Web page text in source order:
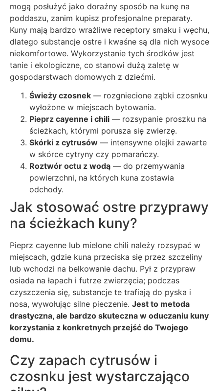
mogą posłużyć jako doraźny sposób na kunę na
poddaszu, zanim kupisz profesjonalne preparaty.
Kuny mają bardzo wrażliwe receptory smaku i węchu,
dlatego substancje ostre i kwaśne są dla nich wysoce
niekomfortowe. Wykorzystanie tych środków jest
tanie i ekologiczne, co stanowi dużą zaletę w
gospodarstwach domowych z dziećmi.
Świeży czosnek — rozgniecione ząbki czosnku
wyłożone w miejscach bytowania.
Pieprz cayenne i chili — rozsypanie proszku na
ścieżkach, którymi porusza się zwierzę.
Skórki z cytrusów — intensywne olejki zawarte
w skórce cytryny czy pomarańczy.
Roztwór octu z wodą — do przemywania
powierzchni, na których kuna zostawia
odchody.
Jak stosować ostre przyprawy
na ścieżkach kuny?
Pieprz cayenne lub mielone chili należy rozsypać w
miejscach, gdzie kuna przeciska się przez szczeliny
lub wchodzi na belkowanie dachu. Pył z przypraw
osiada na łapach i futrze zwierzęcia; podczas
czyszczenia się, substancje te trafiają do pyska i
nosa, wywołując silne pieczenie. Jest to metoda
drastyczna, ale bardzo skuteczna w oduczaniu kuny
korzystania z konkretnych przejść do Twojego
domu.
Czy zapach cytrusów i
czosnku jest wystarczająco